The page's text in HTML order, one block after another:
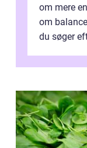
om mere
om
du søger